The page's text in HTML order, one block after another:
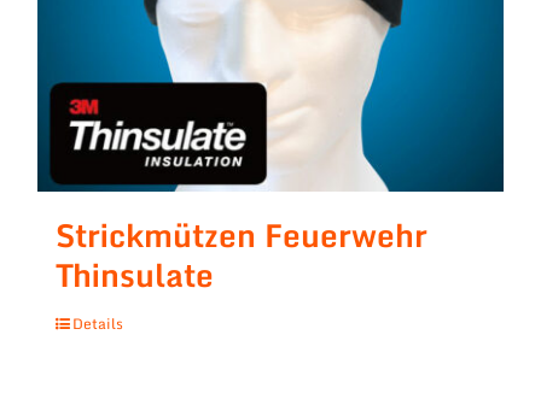
Strickmützen Feuerwehr
Thinsulate
Details